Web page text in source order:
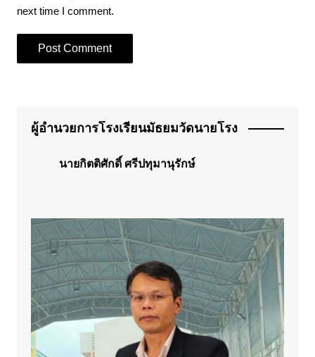
next time I comment.
ผู้อำนวยการโรงเรียนมัธยมวัดนายโรง
นายกิตติศักดิ์ ศรีปทุมานุรักษ์